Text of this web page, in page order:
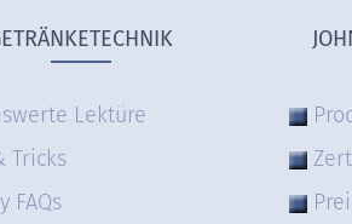
Lektüre
Tricks
FAQs